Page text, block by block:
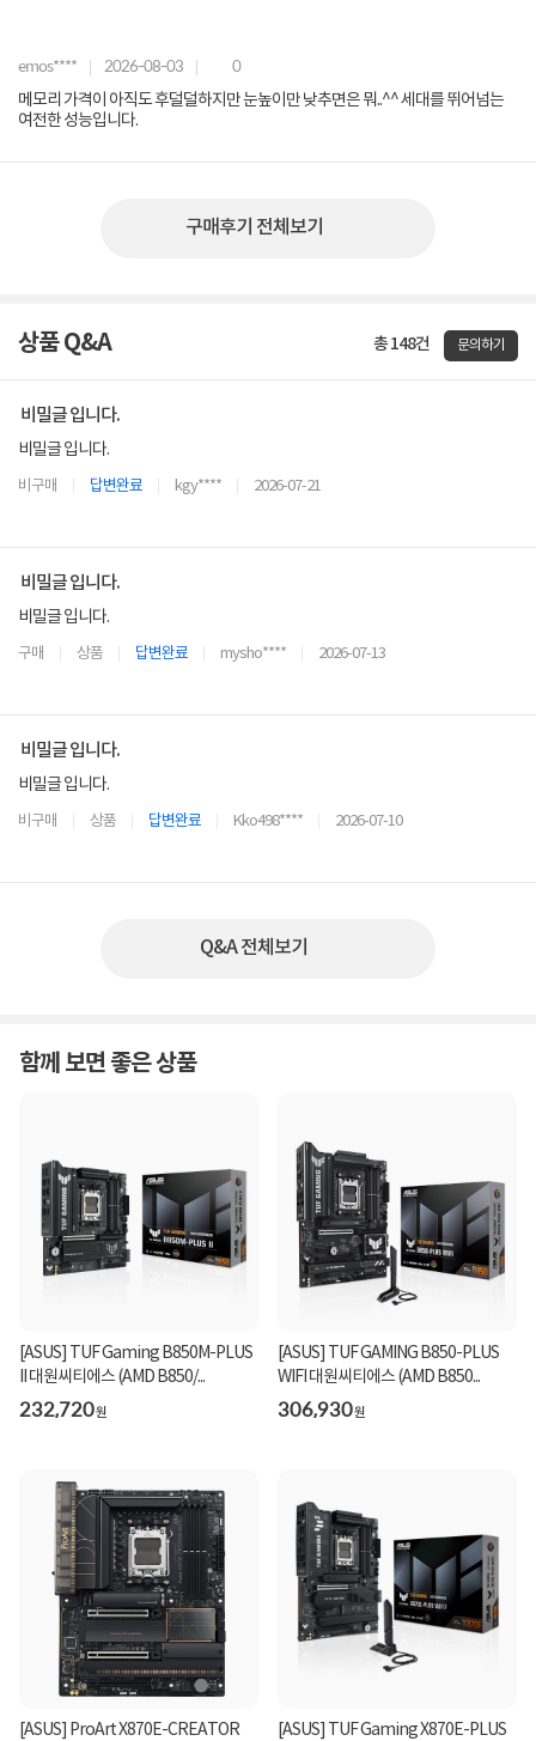
emos**** 2026-08-03 0
메모리 가격이 아직도 후덜덜하지만 눈높이만 낮추면은 뭐..^^ 세대를 뛰어넘는
여전한 성능입니다.
구매후기 전체보기
상품 Q&A 총 148건 문의하기
비밀글 입니다.
비밀글 입니다.
비구매 답변완료 kgy**** 2026-07-21
비밀글 입니다.
비밀글 입니다.
구매 상품 답변완료 mysho**** 2026-07-13
비밀글 입니다.
비밀글 입니다.
비구매 상품 답변완료 Kko498**** 2026-07-10
Q&A 전체보기
함께 보면 좋은 상품
[ASUS] TUF Gaming B850M-PLUS
II 대원씨티에스 (AMD B850/...
232,720원
[ASUS] TUF GAMING B850-PLUS
WIFI 대원씨티에스 (AMD B850...
306,930원
[ASUS] ProArt X870E-CREATOR
[ASUS] TUF Gaming X870E-PLUS